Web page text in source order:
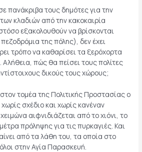
πανάκριβα τους δημότες για την
κλαδιών από την κακοκαιρία
εξακολουθούν να βρίσκονται
της πόλης), δεν έχει
τρόπο να καθαρίσει τα ξερόχορτα
Αλήθεια, πώς θα πείσει τους πολίτες
δικούς τους χώρους;
τομέα της Πολιτικής Προστασίας ο
σχέδιο και χωρίς κανέναν
αιφνιδιάζεται από το χιόνι, το
πρόληψης για τις πυρκαγιές. Και
από τα λάθη του, τα οποία στο
στην Αγία Παρασκευή.